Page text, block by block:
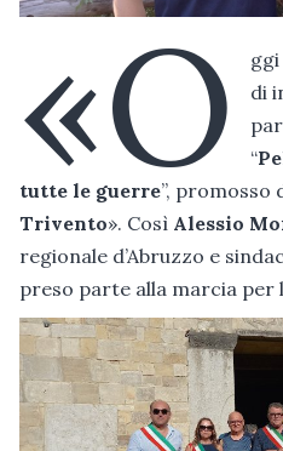
«O
di
“
tutte le guerre”, promosso
Trivento». Così Alessio
regionale d’Abruzzo e
preso parte alla marcia per